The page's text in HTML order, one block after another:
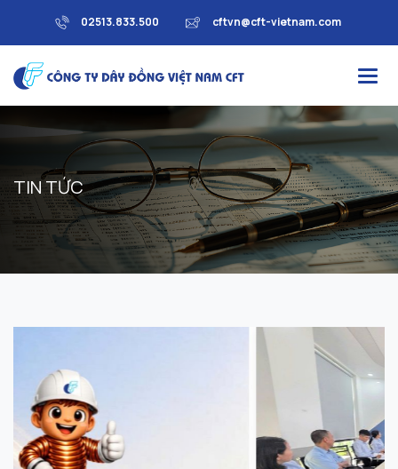
02513.833.500 cftvn@cft-vietnam.com
TINTỨC